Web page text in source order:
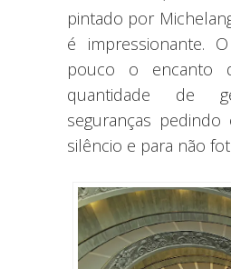
pintado por
é impressionante.
pouco o encanto
quantidade de
seguranças
silêncio e para não